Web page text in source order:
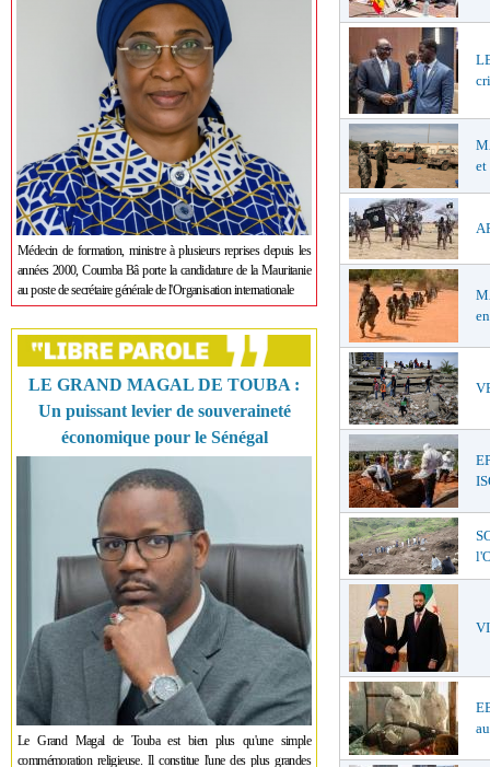
Médecin de formation, ministre à plusieurs reprises depuis les
années 2000, Coumba Bâ porte la candidature de la Mauritanie
au poste de secrétaire générale de l'Organisation internationale
LE GRAND MAGAL DE TOUBA :
Un puissant levier de souveraineté
économique pour le Sénégal
Le Grand Magal de Touba est bien plus qu'une simple
commémoration religieuse. Il constitue l'une des plus grandes
et